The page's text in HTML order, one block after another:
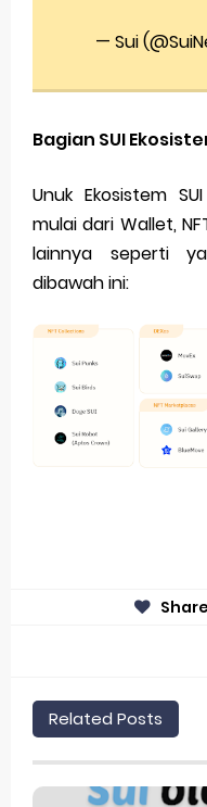
— Sui
Bagian SUI
Unuk Ekosistem
mulai dari Wallet,
lainnya seperti
dibawah ini:
Related Posts